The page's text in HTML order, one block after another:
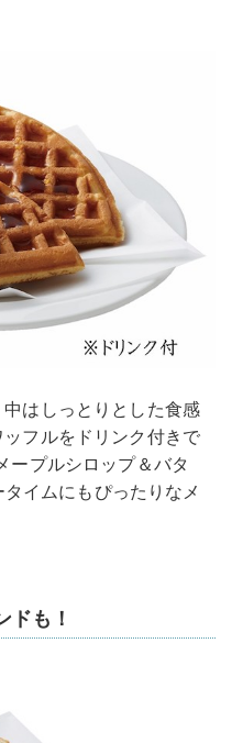
はしっとりとした食感
フルをドリンク付きで
ープルシロップ＆バタ
イムにもぴったりなメ
ドも！